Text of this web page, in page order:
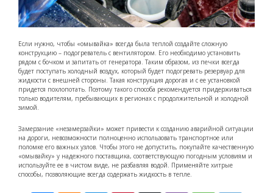
Если нужно, чтобы «омывайка» всегда была теплой создайте сложную
конструкцию – подогреватель с вентилятором. Его необходимо установить
рядом с бочком и запитать от генератора. Таким образом, из печки всегда
будет поступать холодный воздух, который будет подогревать резервуар для
жидкости с внешней стороны. Такая конструкция дорогая и с ее установкой
придется похлопотать. Поэтому такого способа рекомендуется придерживаться
только водителям, пребывающих в регионах с продолжительной и холодной
зимой.
Замерзание «незамерзайки» может привести к созданию аварийной ситуации
на дороги, невозможности полноценно использовать транспортное или
поломке его важных узлов. Чтобы этого не допустить, покупайте качественную
«омывайку» у надежного поставщика, соответствующую погодным условиям и
используйте ее в чистом виде, не разбавляя водой. Применяйте хитрые
способы, позволяющие всегда содержать жидкость в тепле.